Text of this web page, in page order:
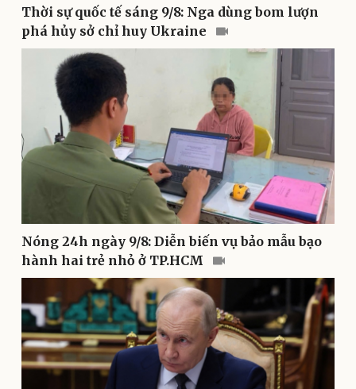
Thông tin doanh nghiệp
Doanh nghiệp 24h
Doanh nhân
Vì cộng đồng
Sành điệu
Tin Công nghệ
Trải nghiệm
Sức khỏe
Dinh dưỡng - món ngon
Cây thuốc
Sản phụ khoa
Đời sống
Nhà đẹp
Blog
Tình yêu - Gia đình
Thời sự quốc tế sáng 9/8: Nga dùng bom lượn
phá hủy sở chỉ huy Ukraine
Nóng 24h ngày 9/8: Diễn biến vụ bảo mẫu bạo
hành hai trẻ nhỏ ở TP.HCM